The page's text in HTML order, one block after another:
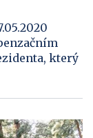
který